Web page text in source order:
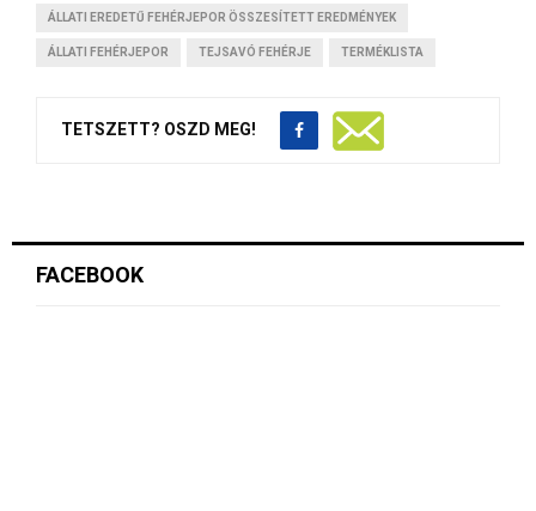
ÁLLATI EREDETŰ FEHÉRJEPOR ÖSSZESÍTETT EREDMÉNYEK
ÁLLATI FEHÉRJEPOR TEJSAVÓ FEHÉRJE TERMÉKLISTA
TETSZETT? OSZD MEG!
FACEBOOK